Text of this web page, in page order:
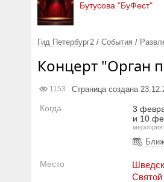
Бутусова "БуФест"
Гид Петербург2 / События /
Концерт "Орган
1153 Страница создана
Когда
3
и 10
Место